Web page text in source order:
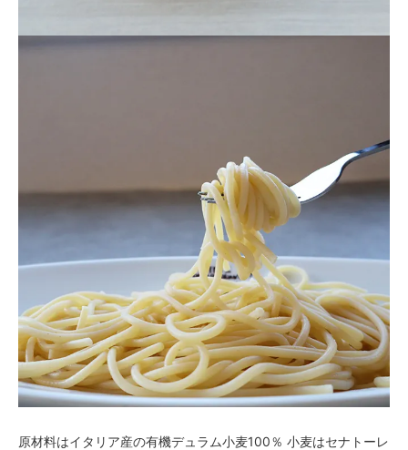
原材料はイタリア産の有機デュラム小麦100％ 小麦はセナトーレ